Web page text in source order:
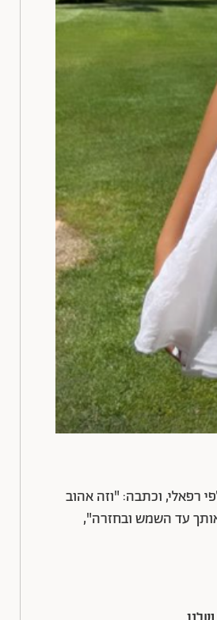
רפאלי, וכתבה: "וזה אהוב
עד השמש ובחזרה",